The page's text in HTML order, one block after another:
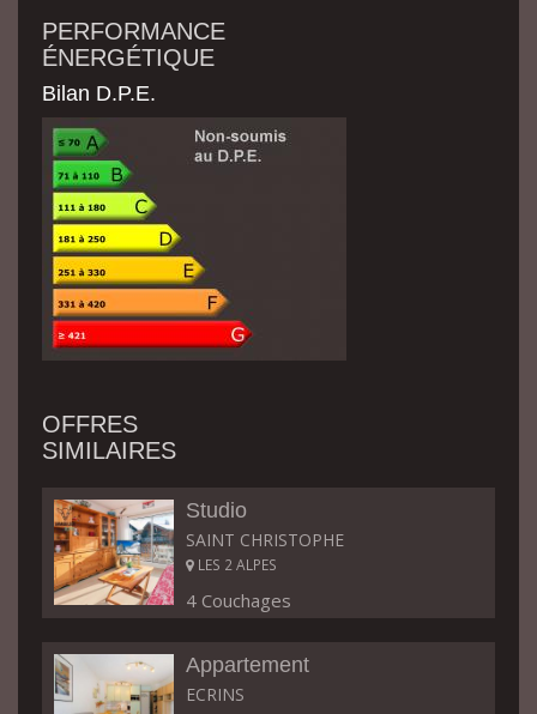
PERFORMANCE
ÉNERGÉTIQUE
Bilan D.P.E.
OFFRES
SIMILAIRES
Studio
SAINT CHRISTOPHE
LES 2 ALPES
4 Couchages
Appartement
ECRINS